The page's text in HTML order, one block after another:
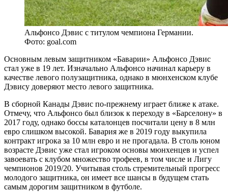
Альфонсо Дэвис с титулом чемпиона Германии.
Фото: goal.com
Основным левым защитником «Баварии» Альфонсо Дэвис
стал уже в 19 лет. Изначально Альфонсо начинал карьеру в
качестве левого полузащитника, однако в мюнхенском клубе
Дэвису доверяют место левого защитника.
В сборной Канады Дэвис по-прежнему играет ближе к атаке.
Отмечу, что Альфонсо был близок к переходу в «Барселону» в
2017 году, однако боссы каталонцев посчитали цену в 8 млн
евро слишком высокой. Бавария же в 2019 году выкупила
контракт игрока за 10 млн евро и не прогадала. В столь юном
возрасте Дэвис уже стал игроком основы мюнхенцев и успел
завоевать с клубом множество трофеев, в том числе и Лигу
чемпионов 2019/20. Учитывая столь стремительный прогресс
молодого защитника, он имеет все шансы в будущем стать
самым дорогим защитником в футболе.